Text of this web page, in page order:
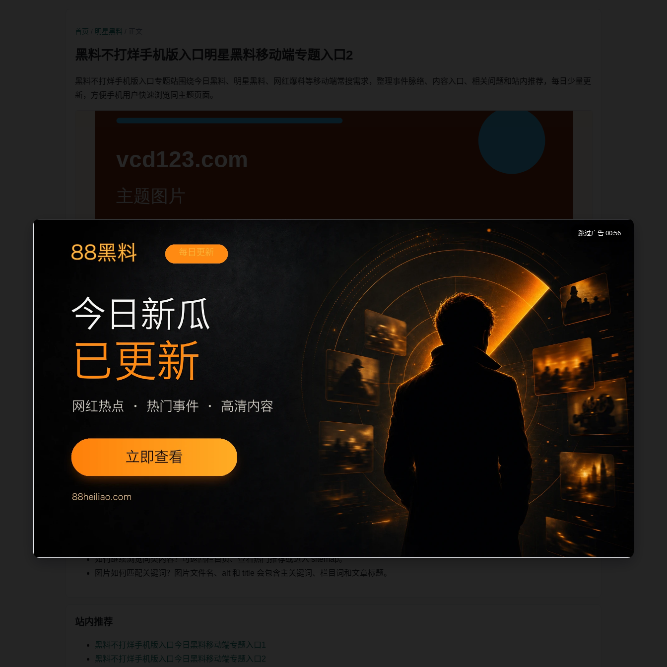
首页 明星黑料
黑料不打烊手机版入口明星黑料移动端专题入口2
黑料不打烊手机版入口专题站围绕今日黑料、明星黑料、网红爆料等移动端常搜需求，整理事件脉络、内容入口、相关问题和站内推荐，每日少量更
新，方便手机用户快速浏览同主题页面。
移动端搜索场景
黑料不打烊手机版入口明星黑料移动端专题入口2围绕黑料不打烊手机版入口和明星黑料展开，适合移动端用户在短时间内理解页面主题、入口路径
和延伸阅读方向。本站在整理内容时优先保持标题、摘要、栏目和图片说明一致，减少无关词堆砌，避免同一批页面出现高度重复。从搜索体验看，
用户通常先看标题是否明确，再看摘要是否说明更新范围，随后通过栏目入口继续浏览同类内容。因此本页保留面包屑、同类推荐、热门推荐、上一
篇下一篇和 sitemap 入口，让重要页面点击深度控制在三次以内。后续更新会围绕明星黑料持续补充新内容，每次新增保持少量、稳定、
相关，图片文件名和 alt/title 也跟随主关键词、栏目词和文章标题生成。如果采集内容缺少图片，将使用同主题默认图兜底；如果标题过短、描述为
空、正文摘要不足或关键词连续重复，则不进入发布队列。本页还加入常见问题和站内推荐，帮助用户从一个入口跳转到同类页面、专题合集和热榜
内容，提升停留时间和页面可抓取性。第2条内容作为初始建设页，重点承担栏目深度补齐、内链结构完善和后续采集归类的承接作用。
如何继续浏览同类内容？可返回栏目页、查看热门推荐或进入 sitemap。
图片如何匹配关键词？图片文件名、alt 和 title 会包含主关键词、栏目词和文章标题。
站内推荐
黑料不打烊手机版入口今日黑料移动端专题入口1
黑料不打烊手机版入口今日黑料移动端专题入口2
跳过广告 00:56